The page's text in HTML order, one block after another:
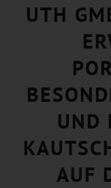
UTH
UND
AUF